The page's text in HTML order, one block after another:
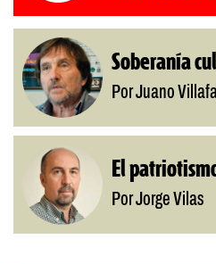
Soberanía
Por Juano
El
Por Jorge Vilas